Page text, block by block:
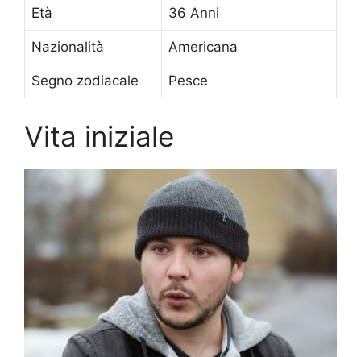
Età 36 Anni
Nazionalità Americana
Segno zodiacale Pesce
Vita iniziale